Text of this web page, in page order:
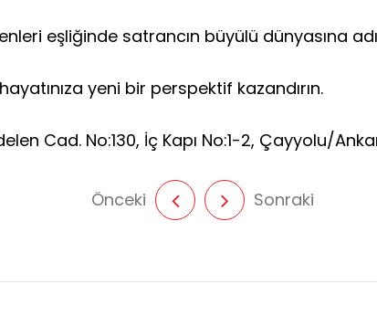
eşliğinde satrancın büyülü dünyasına
yeni bir perspektif kazandırın.
Cad. No:130, İç Kapı No:1-2, Çayyolu/
Önceki Sonraki